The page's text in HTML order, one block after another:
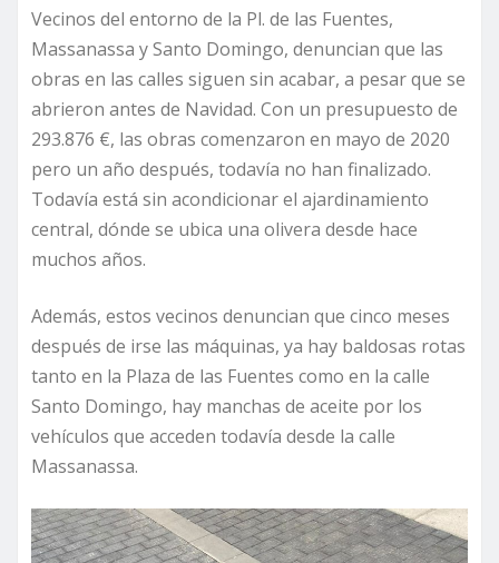
Vecinos del entorno de la Pl. de las Fuentes,
Massanassa y Santo Domingo, denuncian que las
obras en las calles siguen sin acabar, a pesar que se
abrieron antes de Navidad. Con un presupuesto de
293.876 €, las obras comenzaron en mayo de 2020
pero un año después, todavía no han finalizado.
Todavía está sin acondicionar el ajardinamiento
central, dónde se ubica una olivera desde hace
muchos años.
Además, estos vecinos denuncian que cinco meses
después de irse las máquinas, ya hay baldosas rotas
tanto en la Plaza de las Fuentes como en la calle
Santo Domingo, hay manchas de aceite por los
vehículos que acceden todavía desde la calle
Massanassa.